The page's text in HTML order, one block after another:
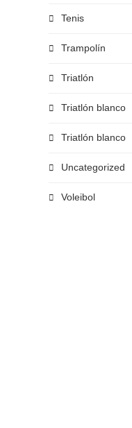
Tenis
Trampolín
Triatlón
Triatlón blanco
Triatlón blanco
Uncategorized
Voleibol